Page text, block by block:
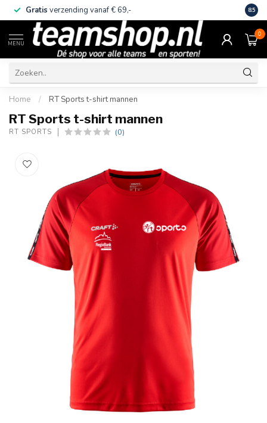
Gratis verzending vanaf € 69,- Eigen
8.5
MENU
0
Home / RT Sports t-shirt mannen
RT Sports t-shirt mannen
RT SPORTS (0)